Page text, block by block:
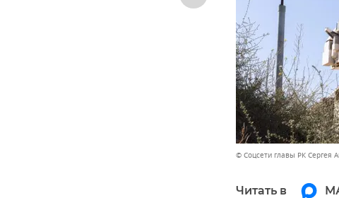
© Соцсети главы РК Сергея
Читать в